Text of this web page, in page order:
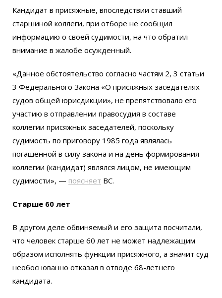
Кандидат в присяжные, впоследствии ставший
старшиной коллеги, при отборе не сообщил
информацию о своей судимости, на что обратил
внимание в жалобе осужденный.
«Данное обстоятельство согласно частям 2, 3 статьи
3 Федерального Закона «О присяжных заседателях
судов общей юрисдикции», не препятствовало его
участию в отправлении правосудия в составе
коллегии присяжных заседателей, поскольку
судимость по приговору 1985 года являлась
погашенной в силу закона и на день формирования
коллегии (кандидат) являлся лицом, не имеющим
судимости», — поясняет ВС.
Старше 60 лет
В другом деле обвиняемый и его защита посчитали,
что человек старше 60 лет не может надлежащим
образом исполнять функции присяжного, а значит суд
необоснованно отказал в отводе 68-летнего
кандидата.